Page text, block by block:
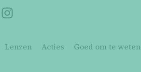
Lenzen Acties Goed om te weten